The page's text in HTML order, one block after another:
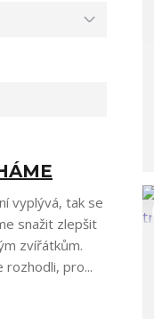
vyplývá, tak se
snažit zlepšit
zvířátkům.
pro...